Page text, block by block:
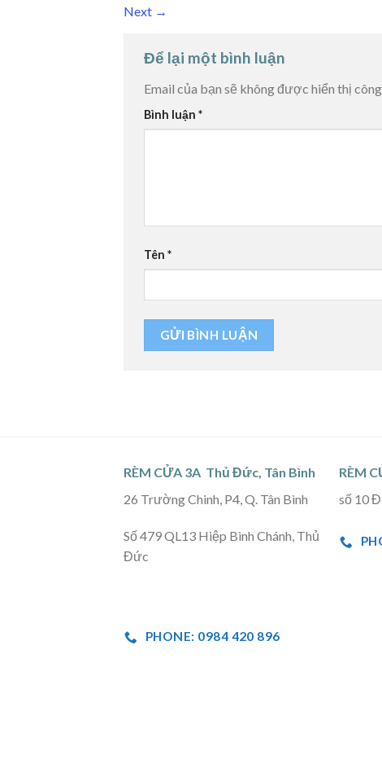
Next →
Để lại một bình luận
Email của bạn sẽ không được hiển thị
Bình luận *
Tên *
RÈM CỬA 3A Thủ Đức, Tân Bình
26 Trường Chinh, P4, Q. Tân Bình
Số 479 QL13 Hiệp Bình Chánh, Thủ
Đức
PHONE: 0984 420 896
RÈM
số 10